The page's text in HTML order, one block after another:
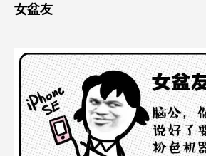
女盆友